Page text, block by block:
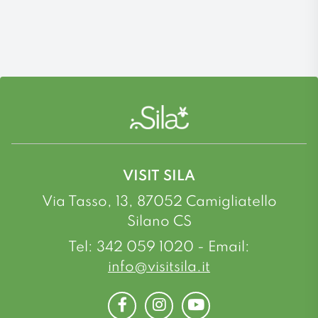
VISIT SILA
Via Tasso, 13, 87052 Camigliatello
Silano CS
Tel: 342 059 1020 - Email:
info@visitsila.it
FacebookInstagramYoutube